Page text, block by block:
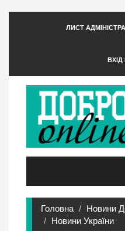
ЛИСТ
Головна
Новини
Новини України